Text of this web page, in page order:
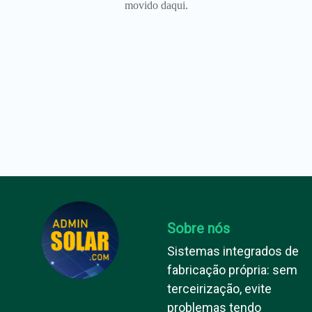
movido daqui.
Sobre nós
Sistemas integrados de
fabricação própria: sem
terceirização, evite
problemas tendo